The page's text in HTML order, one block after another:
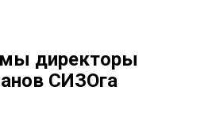
директоры
СИЗОга